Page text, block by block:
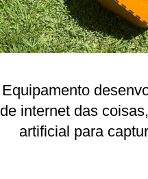
Equipamento
de internet das
artificial para